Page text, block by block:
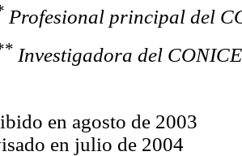
Profesional principal del
Investigadora del
en agosto de 2003
en julio de 2004